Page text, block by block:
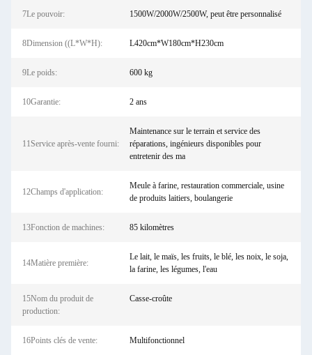
7Le pouvoir: 1500W/2000W/2500W, peut être personnalisé
8Dimension ((L*W*H): L420cm*W180cm*H230cm
9Le poids: 600 kg
10Garantie: 2 ans
11Service après-vente fourni:
Maintenance sur le terrain et service des
réparations, ingénieurs disponibles pour
entretenir des ma
12Champs d'application:
Meule à farine, restauration commerciale, usine
de produits laitiers, boulangerie
13Fonction de machines: 85 kilomètres
14Matière première:
Le lait, le maïs, les fruits, le blé, les noix, le soja,
la farine, les légumes, l'eau
15Nom du produit de
production:
Casse-croûte
16Points clés de vente: Multifonctionnel